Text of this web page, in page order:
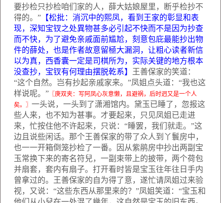
要抄检只抄检咱们家的人，薛大姑娘屋里，断乎检抄不
得的。” 【松批：消沉中的熙凤，看到王家的彰显和表
现，深知宝钗之处異物甚多必引起不快而不是因为抄查
而不快，为了避免亲戚面前尴尬，刻意包庇最能抄出物
件的薛处，也是作者故意留極大漏洞，让粗心读者新信
以为真，西香囊一定是司棋所为，实际关键的地方根本
没查抄，宝钗有何理由摆脱乾系】
王善保家的笑道：
“这个自然。岂有抄起亲戚家来。”凤姐点头道：“我也这
样说呢。” 〖庚双夹：写阿凤心灰意懒，且避祸，后时迥又是一个人
矣。〗 一头说，一头到了潇湘馆内。黛玉已睡了，忽报这
些人来，也不知为甚事。才要起来，只见凤姐已走进
来，忙按住他不许起来，只说：“睡罢，我们就走。”这
边且说些闲话。那个王善保家的带了众人到丫鬟房中，
也一一开箱倒笼抄检了一番。因从紫鹃房中抄出两副宝
玉常换下来的寄名符兒，一副束带上的披带，两个荷包
并扇套，套内有扇子。打开看时皆是宝玉往年往日手内
曾拿过的。王善保家的自为得了意，遂忙请凤姐过来验
视，又说：“这些东西从那里来的？”凤姐笑道：“宝玉和